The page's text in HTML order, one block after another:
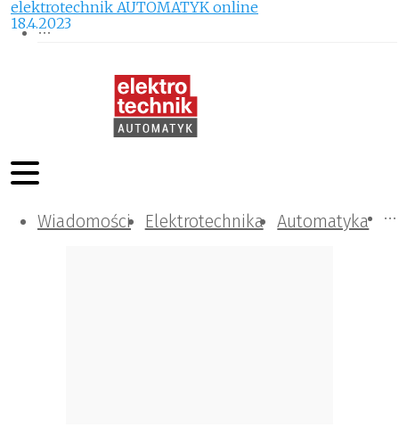
Wiadomości Elektrotechnika Automatyka
Komunikacja i IT
Kontrola
Tematy specjalne
elektrotechnik AUTOMATYK online
18.4.2023